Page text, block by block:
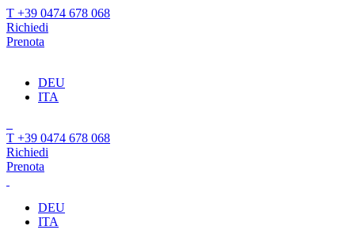
T +39 0474 678 068
Richiedi
Prenota
DEU
ITA
T +39 0474 678 068
Richiedi
Prenota
DEU
ITA